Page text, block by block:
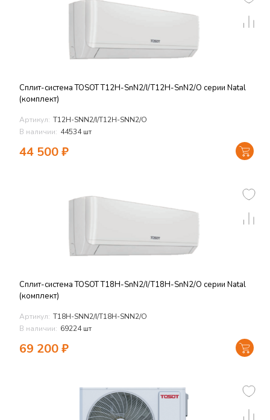
Сплит-система TOSOT T12H-SnN2/I/T12H-SnN2/O серии Natal
(комплект)
Артикул: T12H-SNN2/I/T12H-SNN2/O
В наличии: 44534 шт
44 500₽
Сплит-система TOSOT T18H-SnN2/I/T18H-SnN2/O серии Natal
(комплект)
Артикул: T18H-SNN2/I/T18H-SNN2/O
В наличии: 69224 шт
69 200₽